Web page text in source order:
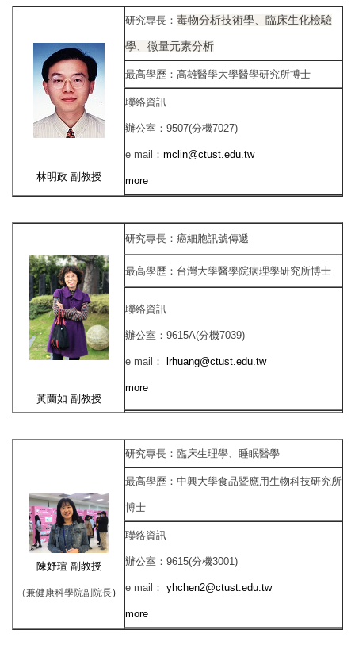
林明政 副教授
研究專長 ： 毒物分析技術學、臨床生化檢驗
學、微量元素分析
最高學歷 ： 高雄醫學大學醫學研究所博士
聯絡資訊
辦公室 ：9507(分機7027)
e mail ： mclin@ctust.edu.tw
more
黃蘭如 副教授
研究專長 ：癌細胞訊號傳遞
最高學歷 ： 台灣大學醫學院病理學研究所博士
聯絡資訊
辦公室 ： 9615A(分機7039)
e mail ： lrhuang@ctust.edu.tw
more
陳妤瑄 副教授
（兼健康科學院副院長）
研究專長 ： 臨床生理學、睡眠醫學
最高學歷 ： 中興大學食品暨應用生物科技研究所
博士
聯絡資訊
辦公室 ： 9615(分機3001)
e mail ： yhchen2@ctust.edu.tw
more